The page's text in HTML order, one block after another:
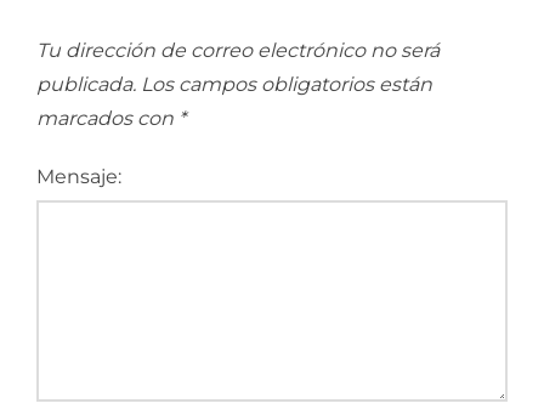
Tu dirección de correo electrónico no será
publicada. Los campos obligatorios están
marcados con *
Mensaje: